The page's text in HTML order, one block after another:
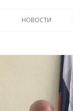
НОВОСТИ